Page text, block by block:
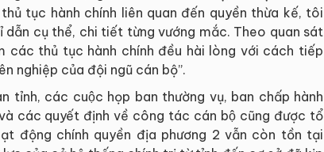
tục hành chính liên quan đến quyền thừa kế, tôi
cụ thể, chi tiết từng vướng mắc. Theo quan sát
các thủ tục hành chính đều hài lòng với cách tiếp
nghiệp của đội ngũ cán bộ”.
tỉnh, các cuộc họp ban thường vụ, ban chấp hành
các quyết định về công tác cán bộ cũng được tổ
động chính quyền địa phương 2 vẫn còn tồn tại